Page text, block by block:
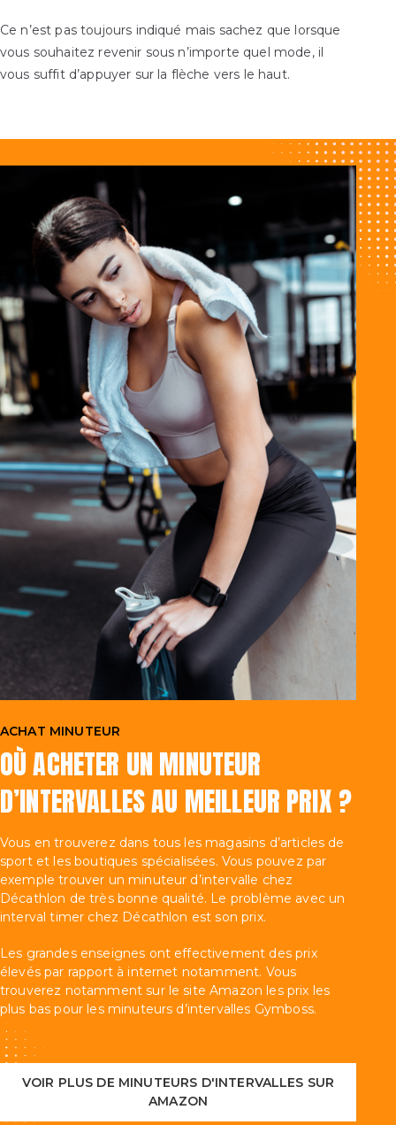
Ce n’est pas toujours indiqué mais sachez que lorsque
vous souhaitez revenir sous n’importe quel mode, il
vous suffit d’appuyer sur la flèche vers le haut.
ACHAT MINUTEUR
OÙ ACHETER UN MINUTEUR
D’INTERVALLES AU MEILLEUR PRIX ?
Vous en trouverez dans tous les magasins d’articles de
sport et les boutiques spécialisées. Vous pouvez par
exemple trouver un minuteur d’intervalle chez
Décathlon de très bonne qualité. Le problème avec un
interval timer chez Décathlon est son prix.
Les grandes enseignes ont effectivement des prix
élevés par rapport à internet notamment. Vous
trouverez notamment sur le site Amazon les prix les
plus bas pour les minuteurs d’intervalles Gymboss.
VOIR PLUS DE MINUTEURS D'INTERVALLES SUR
AMAZON